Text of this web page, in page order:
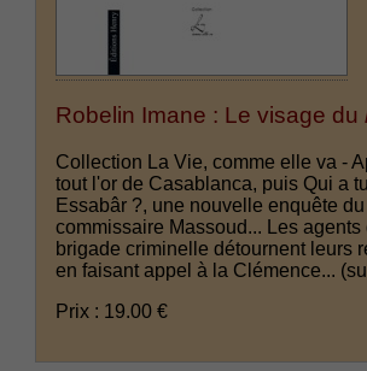
Robelin Imane : Le visage du
Collection La Vie, comme elle va -
tout l'or de Casablanca, puis Qui a
Essabâr ?, une nouvelle enquête du
commissaire Massoud... Les agents
brigade criminelle détournent leurs
en faisant appel à la Clémence...
Prix : 19.00 €